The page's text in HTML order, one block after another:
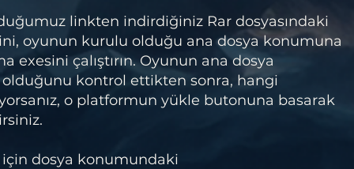
linkten indirdiğiniz Rar dosyasındaki
oyunun kurulu olduğu ana dosya konumuna
exesini çalıştırın. Oyunun ana dosya
kontrol ettikten sonra, hangi
o platformun yükle butonuna basarak
için dosya konumundaki